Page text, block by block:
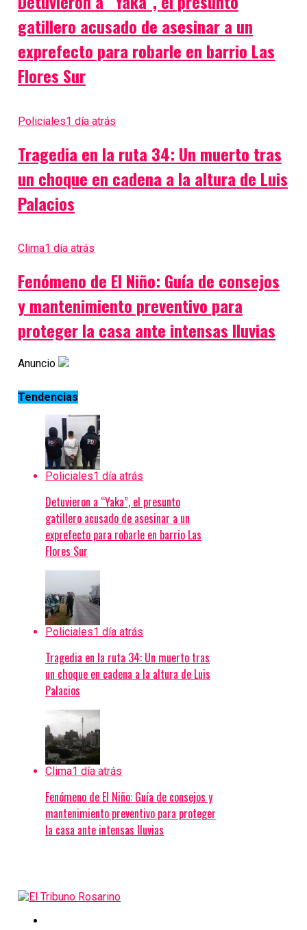
gatillero acusado de asesinar a un
exprefecto para robarle en barrio Las
Flores Sur
Policiales1 día atrás
Tragedia en la ruta 34: Un muerto tras
un choque en cadena a la altura de Luis
Palacios
Clima1 día atrás
Fenómeno de El Niño: Guía de consejos
y mantenimiento preventivo para
proteger la casa ante intensas lluvias
Anuncio
Tendencias
Policiales1 día atrás
Detuvieron a “Yaka”, el presunto
gatillero acusado de asesinar a un
exprefecto para robarle en barrio Las
Flores Sur
Policiales1 día atrás
Tragedia en la ruta 34: Un muerto tras
un choque en cadena a la altura de Luis
Palacios
Clima1 día atrás
Fenómeno de El Niño: Guía de consejos y
mantenimiento preventivo para proteger
la casa ante intensas lluvias